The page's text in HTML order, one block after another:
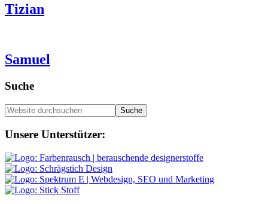
Tizian
Samuel
Seitenspalte
Suche
Website
durchsuchen
Footer
Unsere Unterstützer: